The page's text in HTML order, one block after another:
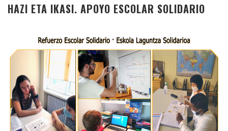
HAZI ETA IKASI. APOYO ESCOLAR SOLIDARIO